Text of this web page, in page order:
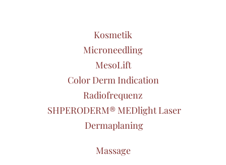
Kosmetik
Microneedling
MesoLift
Color Derm Indication
Radiofrequenz
SHPERODERM® MEDlight Laser
Dermaplaning
Massage